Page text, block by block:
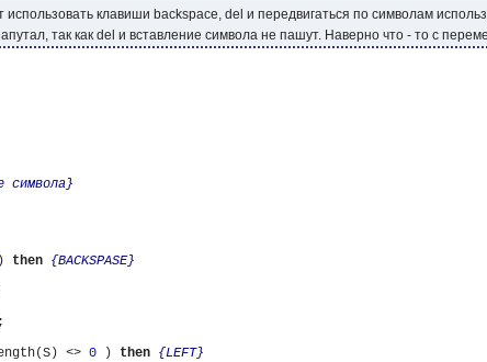
использовать клавиши backspace, del и передвигаться по символам
так как del и вставление символа не пашут. Наверно что - то с
символа}
) then {BACKSPASE}
<> 0 ) then {LEFT}